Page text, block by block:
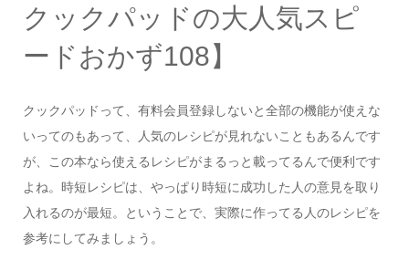
クックパッドの大人気スピ
ードおかず108】
クックパッドって、有料会員登録しないと全部の機能が使えな
いってのもあって、人気のレシピが見れないこともあるんです
が、この本なら使えるレシピがまるっと載ってるんで便利です
よね。時短レシピは、やっぱり時短に成功した人の意見を取り
入れるのが最短。ということで、実際に作ってる人のレシピを
参考にしてみましょう。